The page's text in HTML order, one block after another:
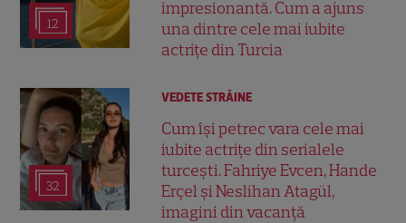
12
impresionantă. Cum a ajuns
una dintre cele mai iubite
actrițe din Turcia
32
VEDETE STRĂINE
Cum își petrec vara cele mai
iubite actrițe din serialele
turcești. Fahriye Evcen, Hande
Erçel și Neslihan Atagül,
imagini din vacanță